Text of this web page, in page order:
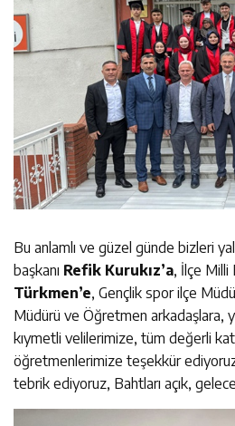
Bu anlamlı ve güzel günde bizleri
başkanı Refik Kurukız’a, İlçe Milli
Türkmen’e, Gençlik spor ilçe
Müdürü ve Öğretmen arkadaşlara,
kıymetli velilerimize, tüm değerli
öğretmenlerimize teşekkür
tebrik ediyoruz, Bahtları açık,